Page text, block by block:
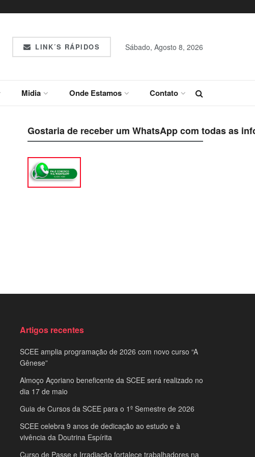
LINK´S RÁPIDOS Sábado, Agosto 8, 2026
Midia Onde Estamos Contato
Gostaria de receber um WhatsApp com todas as
Artigos recentes
SCEE amplia programação de 2026 com novo curso “A
Gênese”
Almoço Açoriano beneficente da SCEE será realizado no
dia 17 de maio
Guia de Cursos da SCEE para o 1º Semestre de 2026
SCEE celebra 9 anos de dedicação ao estudo e à
vivência da Doutrina Espírita
Curso de Passe e Irradiação fortalece trabalhadores na